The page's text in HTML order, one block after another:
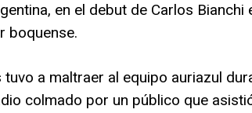
en el debut de Carlos
boquense.
tuvo a maltraer al equipo auriazul
colmado por un público que